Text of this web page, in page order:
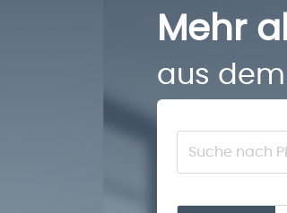
Mehr
aus